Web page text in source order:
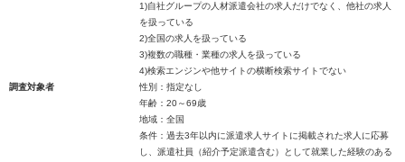
1)自社グループの人材派遣会社の求人だけでなく、他社の求人
を扱っている
2)全国の求人を扱っている
3)複数の職種・業種の求人を扱っている
4)検索エンジンや他サイトの横断検索サイトでない
調査対象者
性別：指定なし
年齢：20～69歳
地域：全国
条件：過去3年以内に派遣求人サイトに掲載された求人に応募
し、派遣社員（紹介予定派遣含む）として就業した経験のある